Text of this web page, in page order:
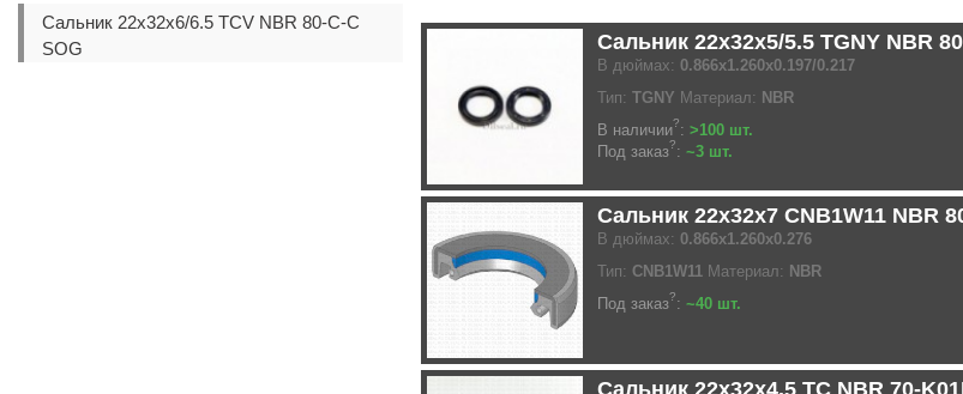
Сальник 22x32x6/6.5 TCV NBR 80-C-C
SOG
Сальник 22x32x5/5.5 TGNY NBR
В дюймах: 0.866x1.260x0.197/0.217
Тип: TGNY Материал: NBR
В наличии?: >100 шт.
Под заказ?: ~3 шт.
Сальник 22x32x7 CNB1W11 NBR
В дюймах: 0.866x1.260x0.276
Тип: CNB1W11 Материал: NBR
Под заказ?: ~40 шт.
Сальник 22x32x4.5 TC NBR 70-